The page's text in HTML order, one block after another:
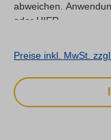
abweichen. Anwendungsbeispiele finden Sie in der Beratung
oder HIER.
Preise inkl. MwSt.